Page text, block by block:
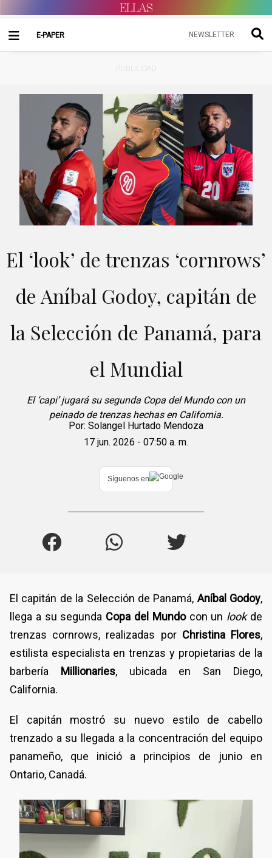
E-PAPER NEWSLETTER
PUBLICIDAD
El ‘look’ de trenzas ‘cornrows’
de Aníbal Godoy, capitán de
la Selección de Panamá, para
el Mundial
El ‘capi’ jugará su segunda Copa del Mundo con un
peinado de trenzas hechas en California.
Por: Solangel Hurtado Mendoza
17 jun. 2026 - 07:50 a. m.
Síguenos en
El capitán de la Selección de Panamá, Aníbal Godoy,
llega a su segunda Copa del Mundocon un look de
trenzas cornrows, realizadas por Christina Flores,
estilista especialista en trenzas y propietarias de la
barbería
Millionaries, ubicada en San Diego,
California.
El capitán mostró su nuevo estilo de cabello
trenzado a su llegada a la concentración del equipo
panameño, que inició a principios de junio en
Ontario, Canadá.